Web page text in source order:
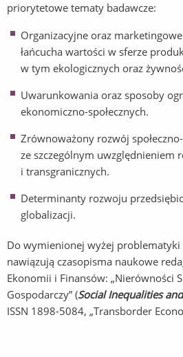
priorytetowe tematy badawcze:
Organizacyjne oraz
łańcucha wartości w sferze
w tym ekologicznych oraz
Uwarunkowania oraz sposoby
ekonomiczno-społecznych.
Zrównoważony rozwój
ze szczególnym uwzględnieniem
i transgranicznych.
Determinanty rozwoju
globalizacji.
Do wymienionej wyżej problematyki
nawiązują czasopisma naukowe
Ekonomii i Finansów: „Nierówności
Gospodarczy” (Social Inequalities
ISSN 1898-5084, „Transborder